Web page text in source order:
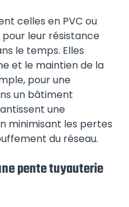
celles en PVC ou
leur résistance
le temps. Elles
et le maintien de la
pour une
un bâtiment
une
minimisant les pertes
du réseau.
pente tuyauterie